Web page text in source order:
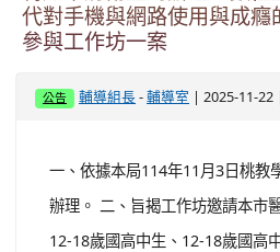
代對手機與網路使用與成癮
參與工作坊一案
公告 輔導組長 -輔導室 | 2025-11-22
一、依據本局114年11月3日桃教
辦理。 二、旨揭工作坊邀請本市
12-18歲國高中生、12-18歲國高